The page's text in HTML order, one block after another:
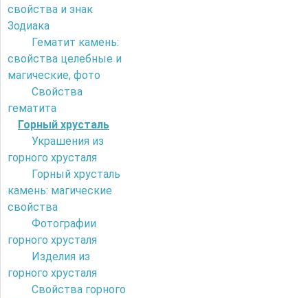
свойства и знак
Зодиака
Гематит камень:
свойства целебные и
магические, фото
Свойства
гематита
Горный хрусталь
Украшения из
горного хрусталя
Горный хрусталь
камень: магические
свойства
Фотографии
горного хрусталя
Изделия из
горного хрусталя
Свойства горного